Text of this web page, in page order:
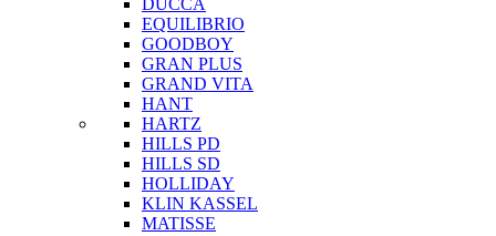
EQUILIBRIO
GOODBOY
GRAN PLUS
GRAND VITA
HANT
HARTZ
HILLS PD
HILLS SD
HOLLIDAY
KLIN KASSEL
MATISSE